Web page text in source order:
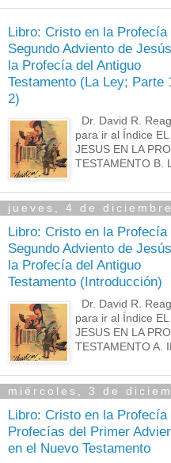
Libro: Cristo en la Profecía
Segundo Adviento de
la Profecía del Antiguo
Testamento (La Ley; Parte
2)
Dr. David R.
para ir al Índice
JESUS EN LA
TESTAMENTO B.
jueves, 4 de
Libro: Cristo en la Profecía
Segundo Adviento de
la Profecía del Antiguo
Testamento (Introducción)
Dr. David R.
para ir al Índice
JESUS EN LA
TESTAMENTO A.
miércoles, 3 de
Libro: Cristo en la Profecía
Profecías del Primer
en el Nuevo Testamento